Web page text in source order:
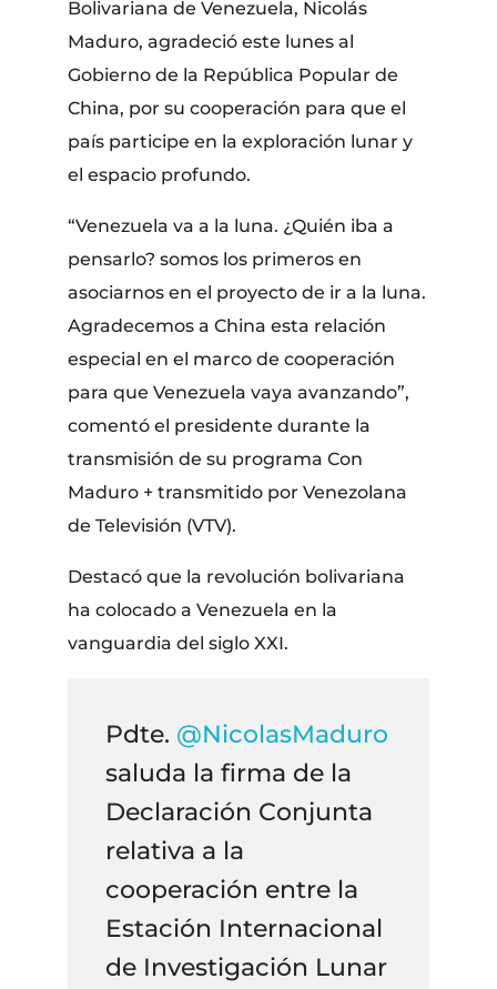
Bolivariana de Venezuela, Nicolás
Maduro, agradeció este lunes al
Gobierno de la República Popular de
China, por su cooperación para que el
país participe en la exploración lunar y
el espacio profundo.
“Venezuela va a la luna. ¿Quién iba a
pensarlo? somos los primeros en
asociarnos en el proyecto de ir a la luna.
Agradecemos a China esta relación
especial en el marco de cooperación
para que Venezuela vaya avanzando”,
comentó el presidente durante la
transmisión de su programa Con
Maduro + transmitido por Venezolana
de Televisión (VTV).
Destacó que la revolución bolivariana
ha colocado a Venezuela en la
vanguardia del siglo XXI.
Pdte. @NicolasMaduro
saluda la firma de la
Declaración Conjunta
relativa a la
cooperación entre la
Estación Internacional
de Investigación Lunar